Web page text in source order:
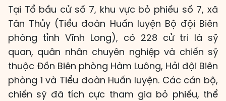
Tại Tổ bầu cử số 7, khu vực bỏ phiếu số 7, xã
Tân Thủy (Tiểu đoàn Huấn luyện Bộ đội Biên
phòng tỉnh Vĩnh Long), có 228 cử tri là sỹ
quan, quân nhân chuyên nghiệp và chiến sỹ
thuộc Đồn Biên phòng Hàm Luông, Hải đội Biên
phòng 1 và Tiểu đoàn Huấn luyện. Các cán bộ,
chiến sỹ đã tích cực tham gia bỏ phiếu, thể